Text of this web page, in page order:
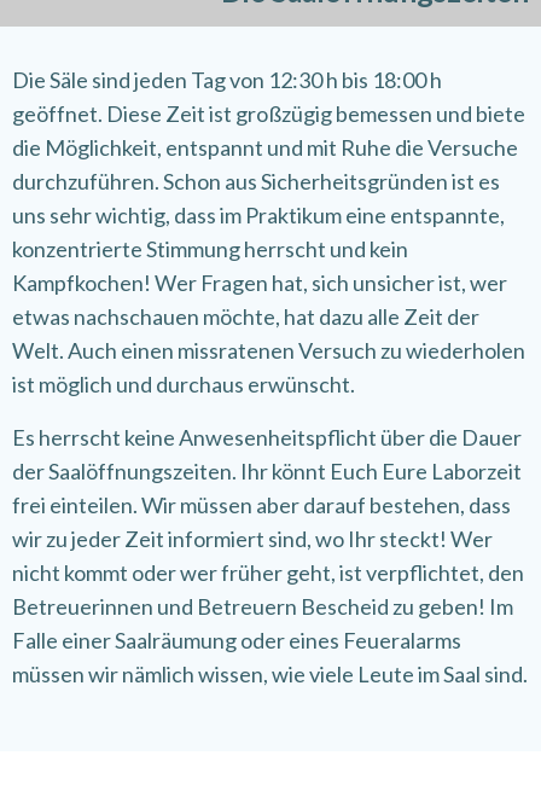
Die Säle sind jeden Tag von 12:30 h bis 18:00 h
geöffnet. Diese Zeit ist großzügig bemessen und biete
die Möglichkeit, entspannt und mit Ruhe die Versuche
durchzuführen. Schon aus Sicherheitsgründen ist es
uns sehr wichtig, dass im Praktikum eine entspannte,
konzentrierte Stimmung herrscht und kein
Kampfkochen! Wer Fragen hat, sich unsicher ist, wer
etwas nachschauen möchte, hat dazu alle Zeit der
Welt. Auch einen missratenen Versuch zu wiederholen
ist möglich und durchaus erwünscht.
Es herrscht keine Anwesenheitspflicht über die Dauer
der Saalöffnungszeiten. Ihr könnt Euch Eure Laborzeit
frei einteilen. Wir müssen aber darauf bestehen, dass
wir zu jeder Zeit informiert sind, wo Ihr steckt! Wer
nicht kommt oder wer früher geht, ist verpflichtet, den
Betreuerinnen und Betreuern Bescheid zu geben! Im
Falle einer Saalräumung oder eines Feueralarms
müssen wir nämlich wissen, wie viele Leute im Saal sind.